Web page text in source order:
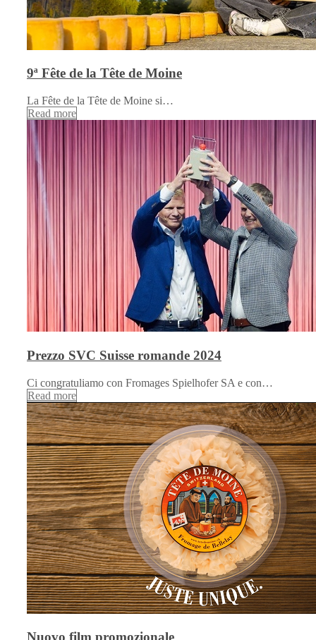
9ª Fête de la Tête de Moine
La Fête de la Tête de Moine si…
Read more
Prezzo SVC Suisse romande 2024
Ci congratuliamo con Fromages Spielhofer SA e con…
Read more
Nuovo film promozionale